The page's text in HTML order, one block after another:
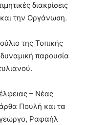
διακρίσεις
την Οργάνωση.
της Τοπικής
παρουσία
– Νέας
Πουλή και τα
Ραφαήλ